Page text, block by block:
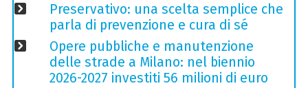
Preservativo: una scelta semplice che
parla di prevenzione e cura di sé
Opere pubbliche e manutenzione
delle strade a Milano: nel biennio
2026-2027 investiti 56 milioni di euro